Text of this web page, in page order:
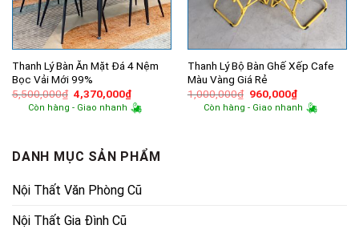
Thanh Lý Bàn Ăn Mặt Đá 4 Nệm
Bọc Vải Mới 99%
5,500,000₫ Giá
gốc
là:
4,370,000₫Giá
hiện
tại
Còn hàng - Giao nhanh
Thanh Lý Bộ Bàn Ghế Xếp Cafe
Màu Vàng Giá Rẻ
1,000,000₫ Giá
gốc
là:
960,000₫Giá
hiện
tại
Còn hàng - Giao nhanh
DANH MỤC SẢN PHẨM
Nội Thất Văn Phòng Cũ
Nội Thất Gia Đình Cũ